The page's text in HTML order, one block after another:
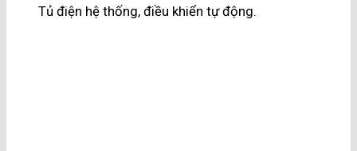
Tủ điện hệ thống, điều khiển tự động.